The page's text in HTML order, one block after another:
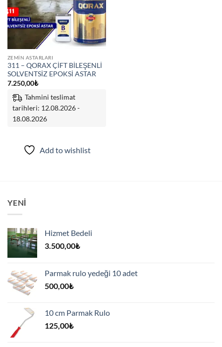
ZEMIN ASTARLARI
311 – QORAX ÇİFT BİLEŞENLİ
SOLVENTSİZ EPOKSİ ASTAR
7.250,00₺
Tahmini teslimat
tarihleri: 12.08.2026 -
18.08.2026
Add to wishlist
YENI
Hizmet Bedeli
3.500,00₺
Parmak rulo yedeği 10 adet
500,00₺
10 cm Parmak Rulo
125,00₺